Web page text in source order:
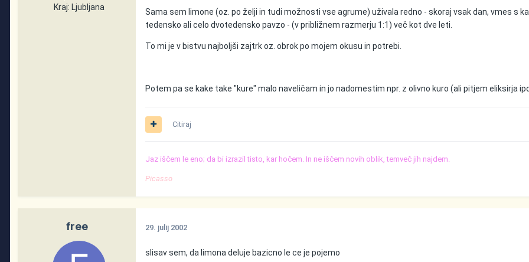
Kraj: Ljubljana
Sama sem limone (oz. po želji in tudi možnosti vse agrume) uživala redno - skoraj vsak dan, vmes s
tedensko ali celo dvotedensko pavzo - (v približnem razmerju 1:1) več kot dve leti.
To mi je v bistvu najboljši zajtrk oz. obrok po mojem okusu in potrebi.
Potem pa se kake take "kure" malo naveličam in jo nadomestim npr. z olivno kuro (ali pitjem eliksirja
Citiraj
Jaz iščem le eno; da bi izrazil tisto, kar hočem. In ne iščem novih oblik, temveč jih najdem.
Picasso
free 29. julij 2002
slisav sem, da limona deluje bazicno le ce je pojemo